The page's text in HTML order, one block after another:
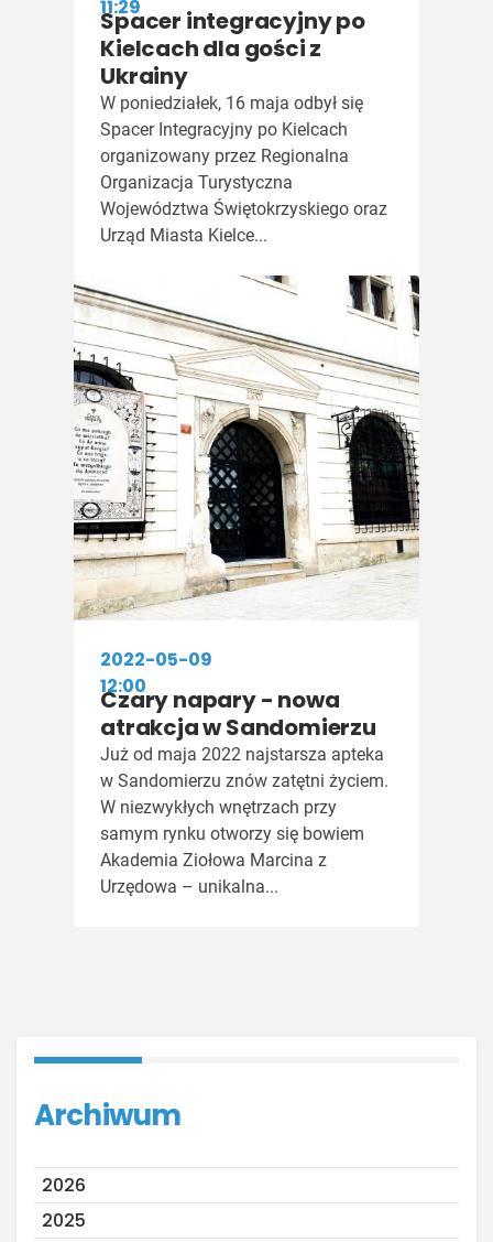
Archiwum
2026
2025
11:29
Spacer integracyjny po
Kielcach dla gości z
Ukrainy
W poniedziałek, 16 maja odbył się
Spacer Integracyjny po Kielcach
organizowany przez Regionalna
Organizacja Turystyczna
Województwa Świętokrzyskiego oraz
Urząd Miasta Kielce...
2022-05-09
12:00
Czary napary - nowa
atrakcja w Sandomierzu
Już od maja 2022 najstarsza apteka
w Sandomierzu znów zatętni życiem.
W niezwykłych wnętrzach przy
samym rynku otworzy się bowiem
Akademia Ziołowa Marcina z
Urzędowa – unikalna...